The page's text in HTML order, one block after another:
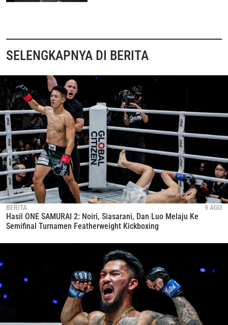
SELENGKAPNYA DI BERITA
BERITA 9 AGU
Hasil ONE SAMURAI 2: Noiri, Siasarani, Dan Luo Melaju Ke
Semifinal Turnamen Featherweight Kickboxing